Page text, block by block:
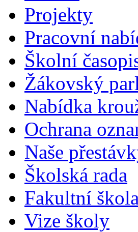
Projekty
Pracovní
Školní
Žákovský
Nabídka
Ochrana
Naše
Školská rada
Fakultní
Vize školy